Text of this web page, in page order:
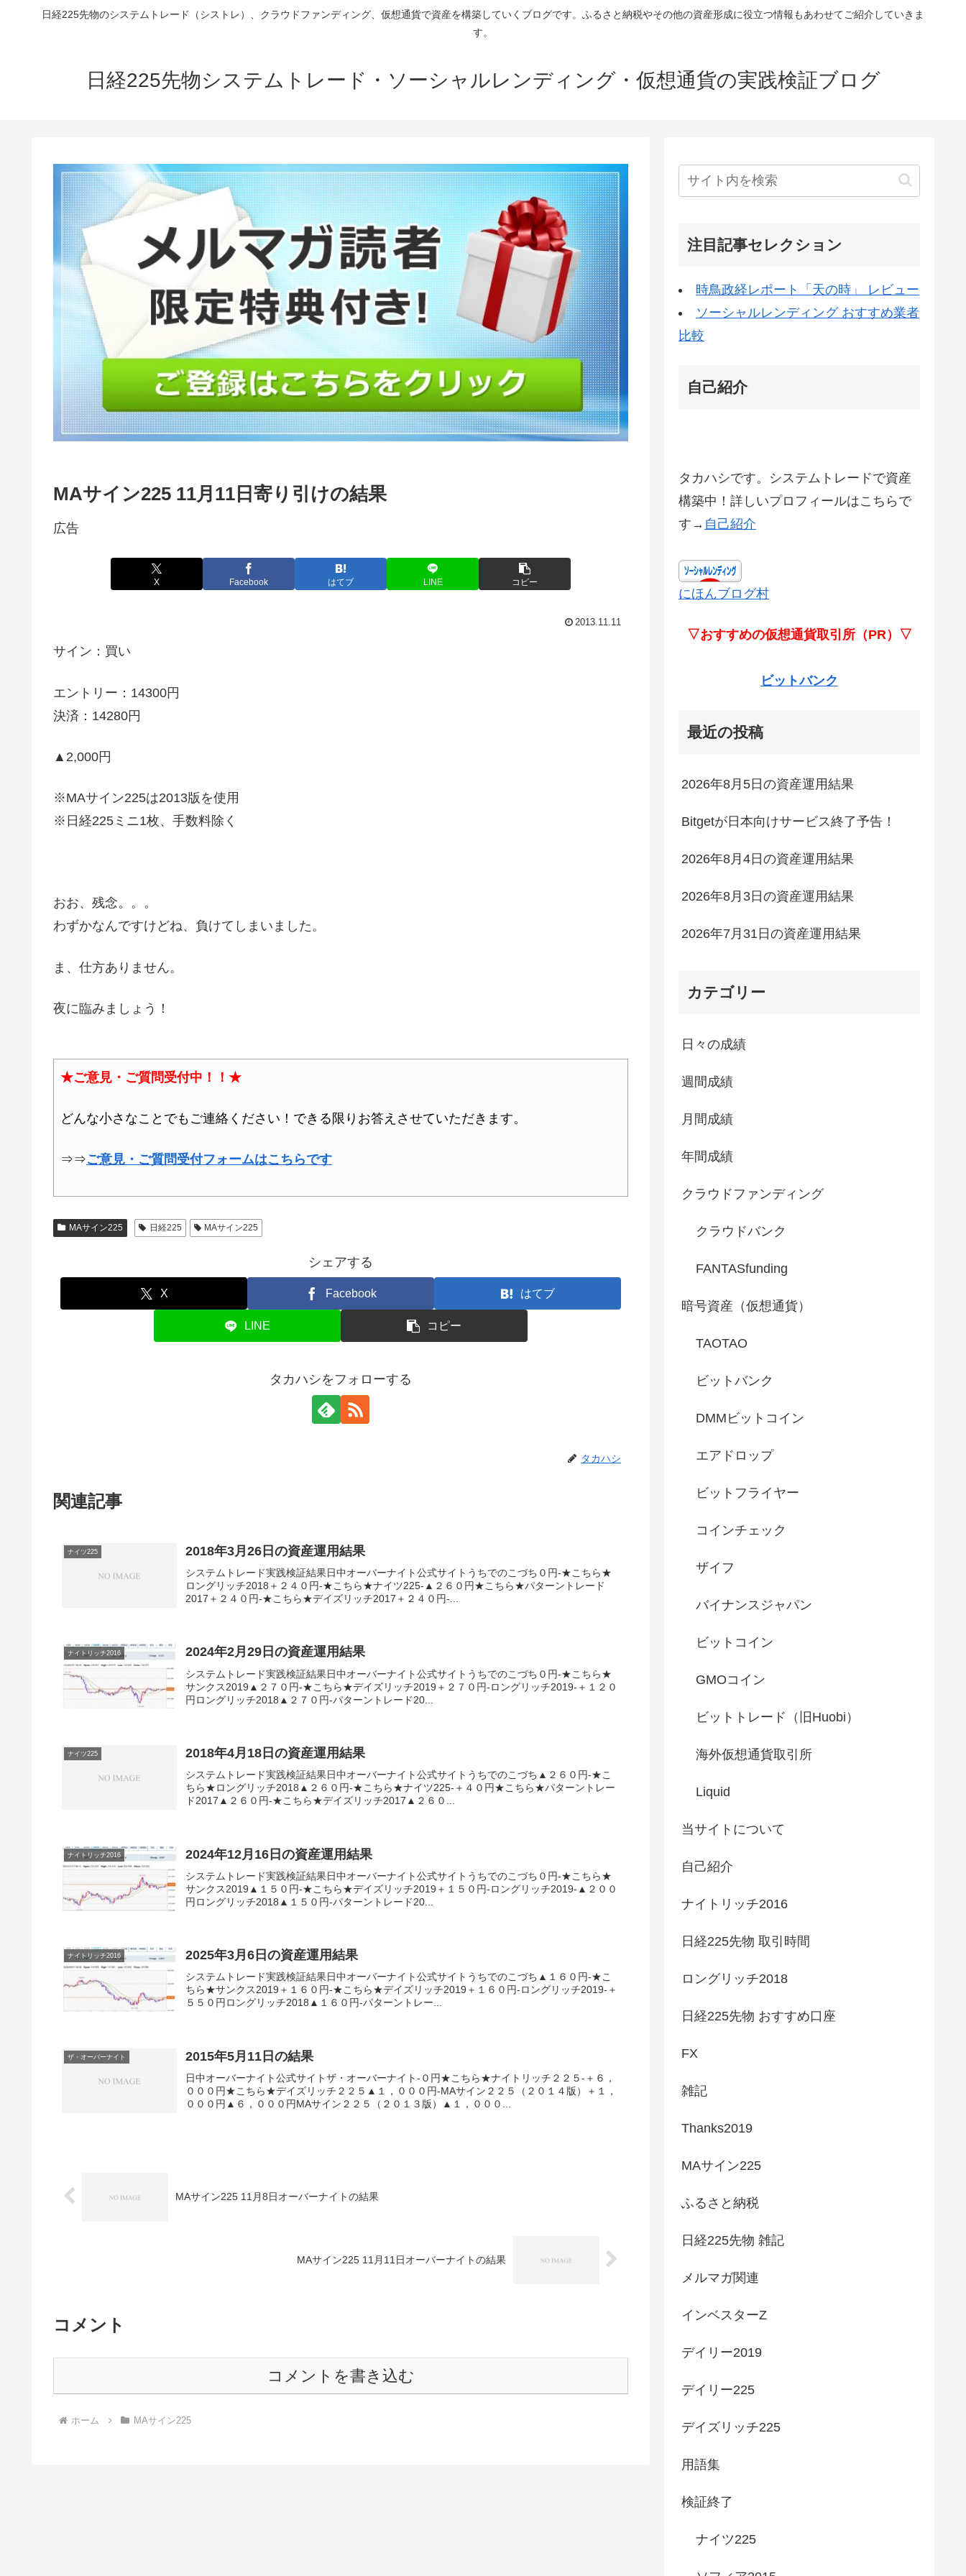
日経225先物のシステムトレード（シストレ）、クラウドファンディング、仮想通貨で資産を構築していくブログです。ふるさと納税やその他の資産形成に役立つ情報もあわせてご紹介していきま
す。
日経225先物システムトレード・ソーシャルレンディング・仮想通貨の実践検証ブログ
MAサイン225 11月11日寄り引けの結果
広告
X Facebook はてブ LINE コピー
2013.11.11
サイン：買い
エントリー：14300円
決済：14280円
▲2,000円
※MAサイン225は2013版を使用
※日経225ミニ1枚、手数料除く
おお、残念。。。
わずかなんですけどね、負けてしまいました。
ま、仕方ありません。
夜に臨みましょう！
★ご意見・ご質問受付中！！★
どんな小さなことでもご連絡ください！できる限りお答えさせていただきます。
⇒⇒ご意見・ご質問受付フォームはこちらです
MAサイン225 日経225 MAサイン225
シェアする
X Facebook はてブ
LINE コピー
タカハシをフォローする
タカハシ
関連記事
ナイツ225 2018年3月26日の資産運用結果
システムトレード実践検証結果日中オーバーナイト公式サイトうちでのこづち０円-★こちら★
ロングリッチ2018＋２４０円-★こちら★ナイツ225-▲２６０円★こちら★パターントレード
2017＋２４０円-★こちら★デイズリッチ2017＋２４０円-...
ナイトリッチ2016 2024年2月29日の資産運用結果
システムトレード実践検証結果日中オーバーナイト公式サイトうちでのこづち０円-★こちら★
サンクス2019▲２７０円-★こちら★デイズリッチ2019＋２７０円-ロングリッチ2019-＋１２０
円ロングリッチ2018▲２７０円-パターントレード20...
ナイツ225 2018年4月18日の資産運用結果
システムトレード実践検証結果日中オーバーナイト公式サイトうちでのこづち▲２６０円-★こ
ちら★ロングリッチ2018▲２６０円-★こちら★ナイツ225-＋４０円★こちら★パターントレー
ド2017▲２６０円-★こちら★デイズリッチ2017▲２６０...
ナイトリッチ2016 2024年12月16日の資産運用結果
システムトレード実践検証結果日中オーバーナイト公式サイトうちでのこづち０円-★こちら★
サンクス2019▲１５０円-★こちら★デイズリッチ2019＋１５０円-ロングリッチ2019-▲２００
円ロングリッチ2018▲１５０円-パターントレード20...
ナイトリッチ2016 2025年3月6日の資産運用結果
システムトレード実践検証結果日中オーバーナイト公式サイトうちでのこづち▲１６０円-★こ
ちら★サンクス2019＋１６０円-★こちら★デイズリッチ2019＋１６０円-ロングリッチ2019-＋
５５０円ロングリッチ2018▲１６０円-パターントレー...
ザ・オーバーナイト 2015年5月11日の結果
日中オーバーナイト公式サイトザ・オーバーナイト-０円★こちら★ナイトリッチ２２５-＋６，
０００円★こちら★デイズリッチ２２５▲１，０００円-MAサイン２２５（２０１４版）＋１，
０００円▲６，０００円MAサイン２２５（２０１３版）▲１，０００...
MAサイン225 11月8日オーバーナイトの結果
MAサイン225 11月11日オーバーナイトの結果
コメント
コメントを書き込む
ホーム MAサイン225
注目記事セレクション
時鳥政経レポート「天の時」 レビュー
ソーシャルレンディング おすすめ業者
比較
自己紹介
タカハシです。システムトレードで資産
構築中！詳しいプロフィールはこちらで
す→ 自己紹介
にほんブログ村
▽おすすめの仮想通貨取引所（PR）▽
ビットバンク
最近の投稿
2026年8月5日の資産運用結果
Bitgetが日本向けサービス終了予告！
2026年8月4日の資産運用結果
2026年8月3日の資産運用結果
2026年7月31日の資産運用結果
カテゴリー
日々の成績
週間成績
月間成績
年間成績
クラウドファンディング
クラウドバンク
FANTASfunding
暗号資産（仮想通貨）
TAOTAO
ビットバンク
DMMビットコイン
エアドロップ
ビットフライヤー
コインチェック
ザイフ
バイナンスジャパン
ビットコイン
GMOコイン
ビットトレード（旧Huobi）
海外仮想通貨取引所
Liquid
当サイトについて
自己紹介
ナイトリッチ2016
日経225先物 取引時間
ロングリッチ2018
日経225先物 おすすめ口座
FX
雑記
Thanks2019
MAサイン225
ふるさと納税
日経225先物 雑記
メルマガ関連
インベスターZ
デイリー2019
デイリー225
デイズリッチ225
用語集
検証終了
ナイツ225